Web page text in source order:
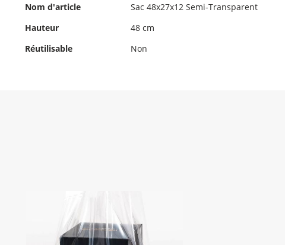
Nom d'article
Sac 48x27x12 Semi-Transparent
Hauteur
48 cm
Réutilisable
Non